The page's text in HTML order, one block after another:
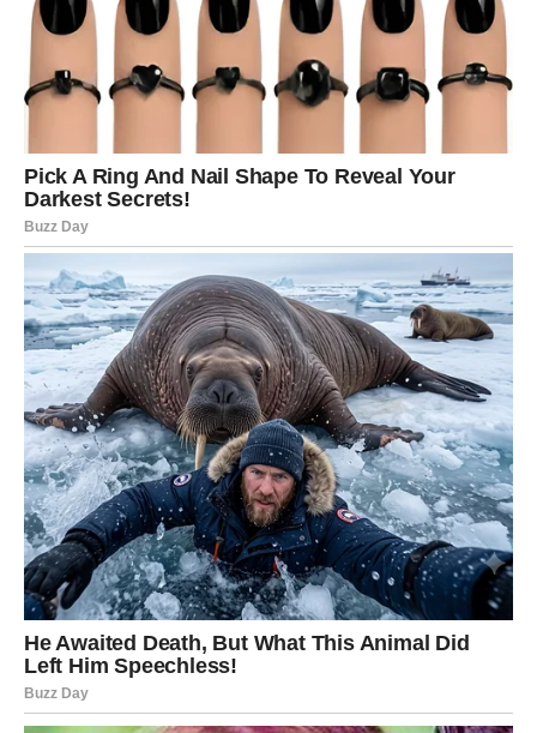
PROMENA KAO ČIN HRABROSTI
Ono što je posebno važno: danas niste pasivni. Vi
tražite promenu. Možda kroz razgovor, možda kroz
odluku, možda kroz mali, ali simboličan korak. Čak i ako
promena još nije velika spolja, ona je ogromna iznutra.
Danas možete:
preseći naviku koja vas koči
reći „ne“ nečemu što vam više ne prija
odlučiti se za novi plan
započeti nešto što ste dugo odlagali
Strelac danas ne želi sigurnost po cenu slobode. Želi
istinu, širinu i osećaj da ide napred.